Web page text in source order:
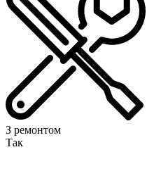
З ремонтом
Так